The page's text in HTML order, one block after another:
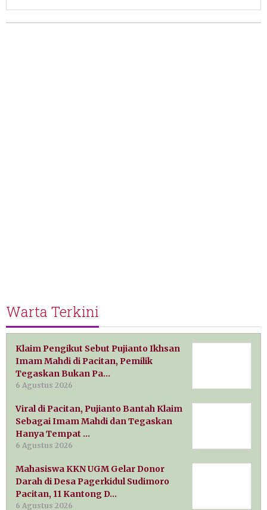
Warta Terkini
Klaim Pengikut Sebut Pujianto Ikhsan
Imam Mahdi di Pacitan, Pemilik
Tegaskan Bukan Pa…
6 Agustus 2026
Viral di Pacitan, Pujianto Bantah Klaim
Sebagai Imam Mahdi dan Tegaskan
Hanya Tempat …
6 Agustus 2026
Mahasiswa KKN UGM Gelar Donor
Darah di Desa Pagerkidul Sudimoro
Pacitan, 11 Kantong D…
6 Agustus 2026